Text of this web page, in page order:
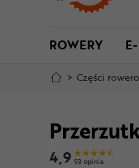
Do
Mapa
ROWERY
> Części
4,9 93 opinie